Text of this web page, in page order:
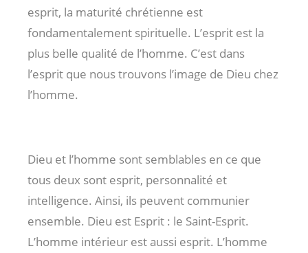
esprit, la maturité chrétienne est
fondamentalement spirituelle. L’esprit est la
plus belle qualité de l’homme. C’est dans
l’esprit que nous trouvons l’image de Dieu chez
l’homme.
Dieu et l’homme sont semblables en ce que
tous deux sont esprit, personnalité et
intelligence. Ainsi, ils peuvent communier
ensemble. Dieu est Esprit : le Saint-Esprit.
L’homme intérieur est aussi esprit. L’homme